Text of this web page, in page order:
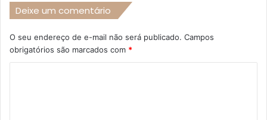
Deixe um comentário
O seu endereço de e-mail não será publicado. Campos
obrigatórios são marcados com *